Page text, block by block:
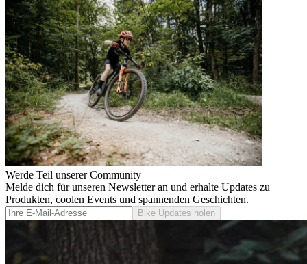
Werde Teil unserer Community
Melde dich für unseren Newsletter an und erhalte Updates zu
Produkten, coolen Events und spannenden Geschichten.
Bike Updates holen